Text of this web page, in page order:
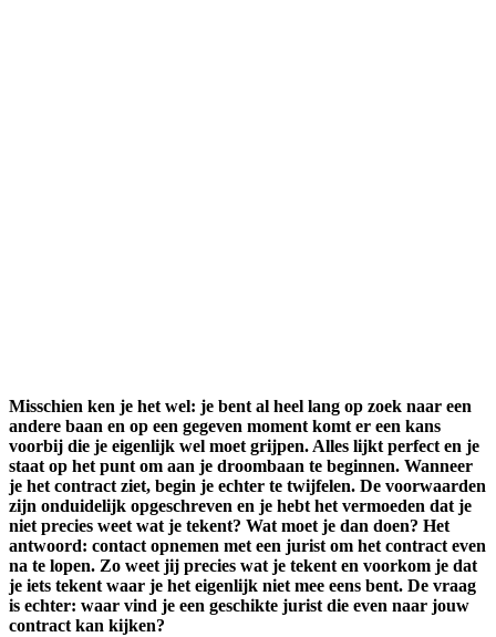
Misschien ken je het wel: je bent al heel lang op zoek naar een
andere baan en op een gegeven moment komt er een kans
voorbij die je eigenlijk wel moet grijpen. Alles lijkt perfect en je
staat op het punt om aan je droombaan te beginnen. Wanneer
je het contract ziet, begin je echter te twijfelen. De voorwaarden
zijn onduidelijk opgeschreven en je hebt het vermoeden dat je
niet precies weet wat je tekent? Wat moet je dan doen? Het
antwoord: contact opnemen met een jurist om het contract even
na te lopen. Zo weet jij precies wat je tekent en voorkom je dat
je iets tekent waar je het eigenlijk niet mee eens bent. De vraag
is echter: waar vind je een geschikte jurist die even naar jouw
contract kan kijken?